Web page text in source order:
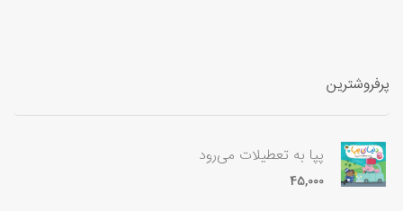
پرفروشترین
پپا به تعطیلات می‌رود
45,000